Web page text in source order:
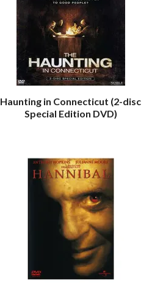
Haunting in Connecticut (2-disc
Special Edition DVD)